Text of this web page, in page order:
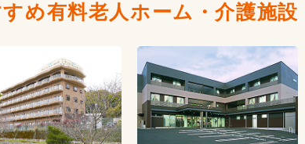
め有料老人ホーム・介護施設